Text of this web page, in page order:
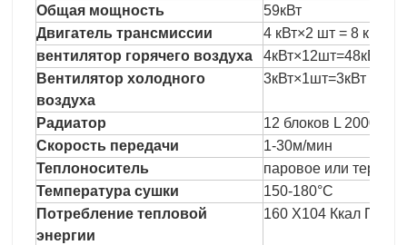
Общая мощность
59кВт
Двигатель трансмиссии
4 кВт×2 шт = 8 кВт
вентилятор горячего воздуха
4кВт×12шт=48кВт
Вентилятор холодного
воздуха
3кВт×1шт=3кВт
Радиатор
12 блоков L
Скорость передачи
1-30м/мин
Теплоноситель
паровое или
Температура сушки
150-180°С
Потребление тепловой
энергии
160 X104 Ккал Пар